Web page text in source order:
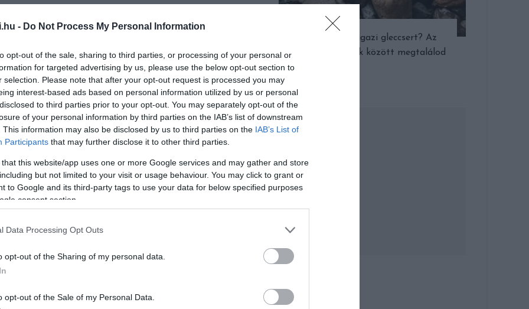
- Do Not Process My Personal Information
opt-out of the sale, sharing to third parties, or processing of your personal or
for targeted advertising by us, please use the below opt-out section to
selection. Please note that after your opt-out request is processed you may
interest-based ads based on personal information utilized by us or personal
to third parties prior to your opt-out. You may separately opt-out of the
of your personal information by third parties on the IAB’s list of downstream
This information may also be disclosed by us to third parties on the IAB’s List of
Participants that may further disclose it to other third parties.
that this website/app uses one or more Google services and may gather and store
but not limited to your visit or usage behaviour. You may click to grant or
to Google and its third-party tags to use your data for below specified purposes
consent section.
Data Processing Opt Outs
opt-out of the Sharing of my personal data.
opt-out of the Sale of my Personal Data.
megpróbált utánajárni a titoknak. Sorra vette a
1994-ben egy botanikus, Dr. Koppula
ásott ki. Végül az agávéval fejeződött be a
bizonyíték a kezében.
megpróbált pénzzel rábírni egy árust, hogy fedje
hogy a Kitta Nara alapjáról van szó, ami az agávé
Láttál már igazi gleccsert? Az
osztrák hegyek között megtalálod